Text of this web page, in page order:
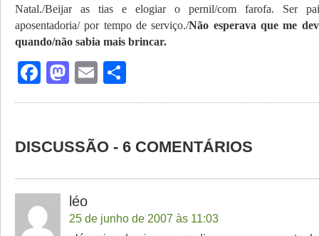
Natal./Beijar as tias e elogiar o pernil/com farofa. Ser
aposentadoria/por tempo de serviço./Não esperava que me
quando/não sabia mais brincar.
Facebook
Mastodon
Email
DISCUSSÃO - 6 COMENTÁRIOS
léo
25 de junho de 2007 às 11:03